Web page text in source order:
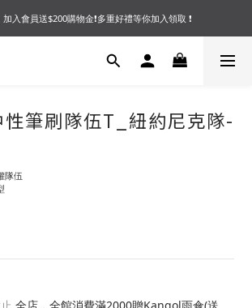
】專區全面5折起❗超值入手就趁現在🔥
加入會員送$200購物金❗多重好禮等你加入領取 ❗
】專區全面5折起❗超值入手就趁現在🔥
性筆刷隊伍T_紐約尼克隊-
隊伍